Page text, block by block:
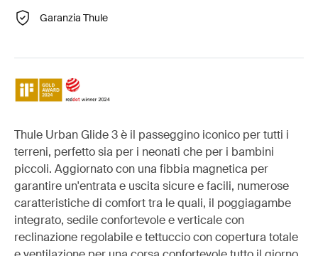
Garanzia Thule
Thule Urban Glide 3 è il passeggino iconico per tutti i
terreni, perfetto sia per i neonati che per i bambini
piccoli. Aggiornato con una fibbia magnetica per
garantire un'entrata e uscita sicure e facili, numerose
caratteristiche di comfort tra le quali, il poggiagambe
integrato, sedile confortevole e verticale con
reclinazione regolabile e tettuccio con copertura totale